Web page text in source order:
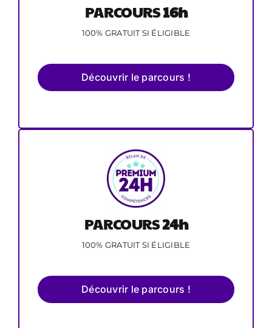
PARCOURS16h
100% GRATUIT SI ÉLIGIBLE
Découvrir le parcours !
PARCOURS24h
100% GRATUIT SI ÉLIGIBLE
Découvrir le parcours !